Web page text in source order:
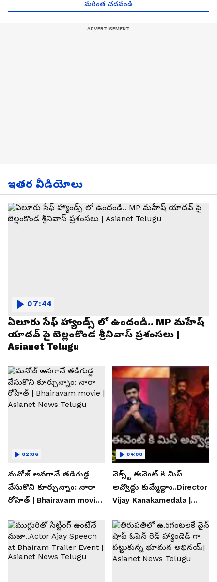
మరింత చదవండి
ఇతర వీడియోలు
ఏలూరు సేఫ్ హ్యాండ్స్ లో ఉందండి.. MP మహేష్
యాదవ్ పై బెల్లంకొండ శ్రీనివాస్ ప్రశంసలు |
Asianet Telugu
07:44
మనోజ్ అనగానే తడిగుడ్డ
వేసుకొని కూర్చున్నాం: నారా
రోహిత్ | Bhairavam movie |
02:06
నెక్స్ట్ ఈవెంట్ కి మిస్
అవ్వొద్దు కుమ్మేద్దాం..Director
Vijay Kanakamedala |
04:00